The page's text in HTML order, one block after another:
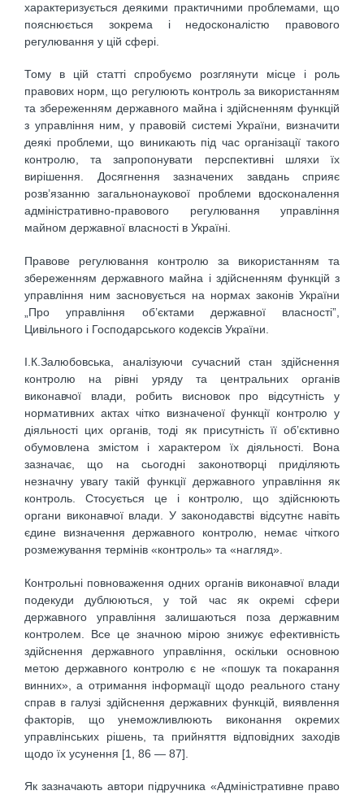
характеризується деякими практичними проблемами, що
пояснюється зокрема і недосконалістю правового
регулювання у цій сфері.
Тому в цій статті спробуємо розглянути місце і роль
правових норм, що регулюють контроль за використанням
та збереженням державного майна і здійсненням функцій
з управління ним, у правовій системі України, визначити
деякі проблеми, що виникають під час організації такого
контролю, та запропонувати перспективні шляхи їх
вирішення. Досягнення зазначених завдань сприяє
розв’язанню загальнонаукової проблеми вдосконалення
адміністративно-правового регулювання управління
майном державної власності в Україні.
Правове регулювання контролю за використанням та
збереженням державного майна і здійсненням функцій з
управління ним засновується на нормах законів України
„Про управління об’єктами державної власності”,
Цивільного і Господарського кодексів України.
І.К.Залюбовська, аналізуючи сучасний стан здійснення
контролю на рівні уряду та центральних органів
виконавчої влади, робить висновок про відсутність у
нормативних актах чітко визначеної функції контролю у
діяльності цих органів, тоді як присутність її об’єктивно
обумовлена змістом і характером їх діяльності. Вона
зазначає, що на сьогодні законотворці приділяють
незначну увагу такій функції державного управління як
контроль. Стосується це і контролю, що здійснюють
органи виконавчої влади. У законодавстві відсутнє навіть
єдине визначення державного контролю, немає чіткого
розмежування термінів «контроль» та «нагляд».
Контрольні повноваження одних органів виконавчої влади
подекуди дублюються, у той час як окремі сфери
державного управління залишаються поза державним
контролем. Все це значною мірою знижує ефективність
здійснення державного управління, оскільки основною
метою державного контролю є не «пошук та покарання
винних», а отримання інформації щодо реального стану
справ в галузі здійснення державних функцій, виявлення
факторів, що унеможливлюють виконання окремих
управлінських рішень, та прийняття відповідних заходів
щодо їх усунення [1, 86 — 87].
Як зазначають автори підручника «Адміністративне право